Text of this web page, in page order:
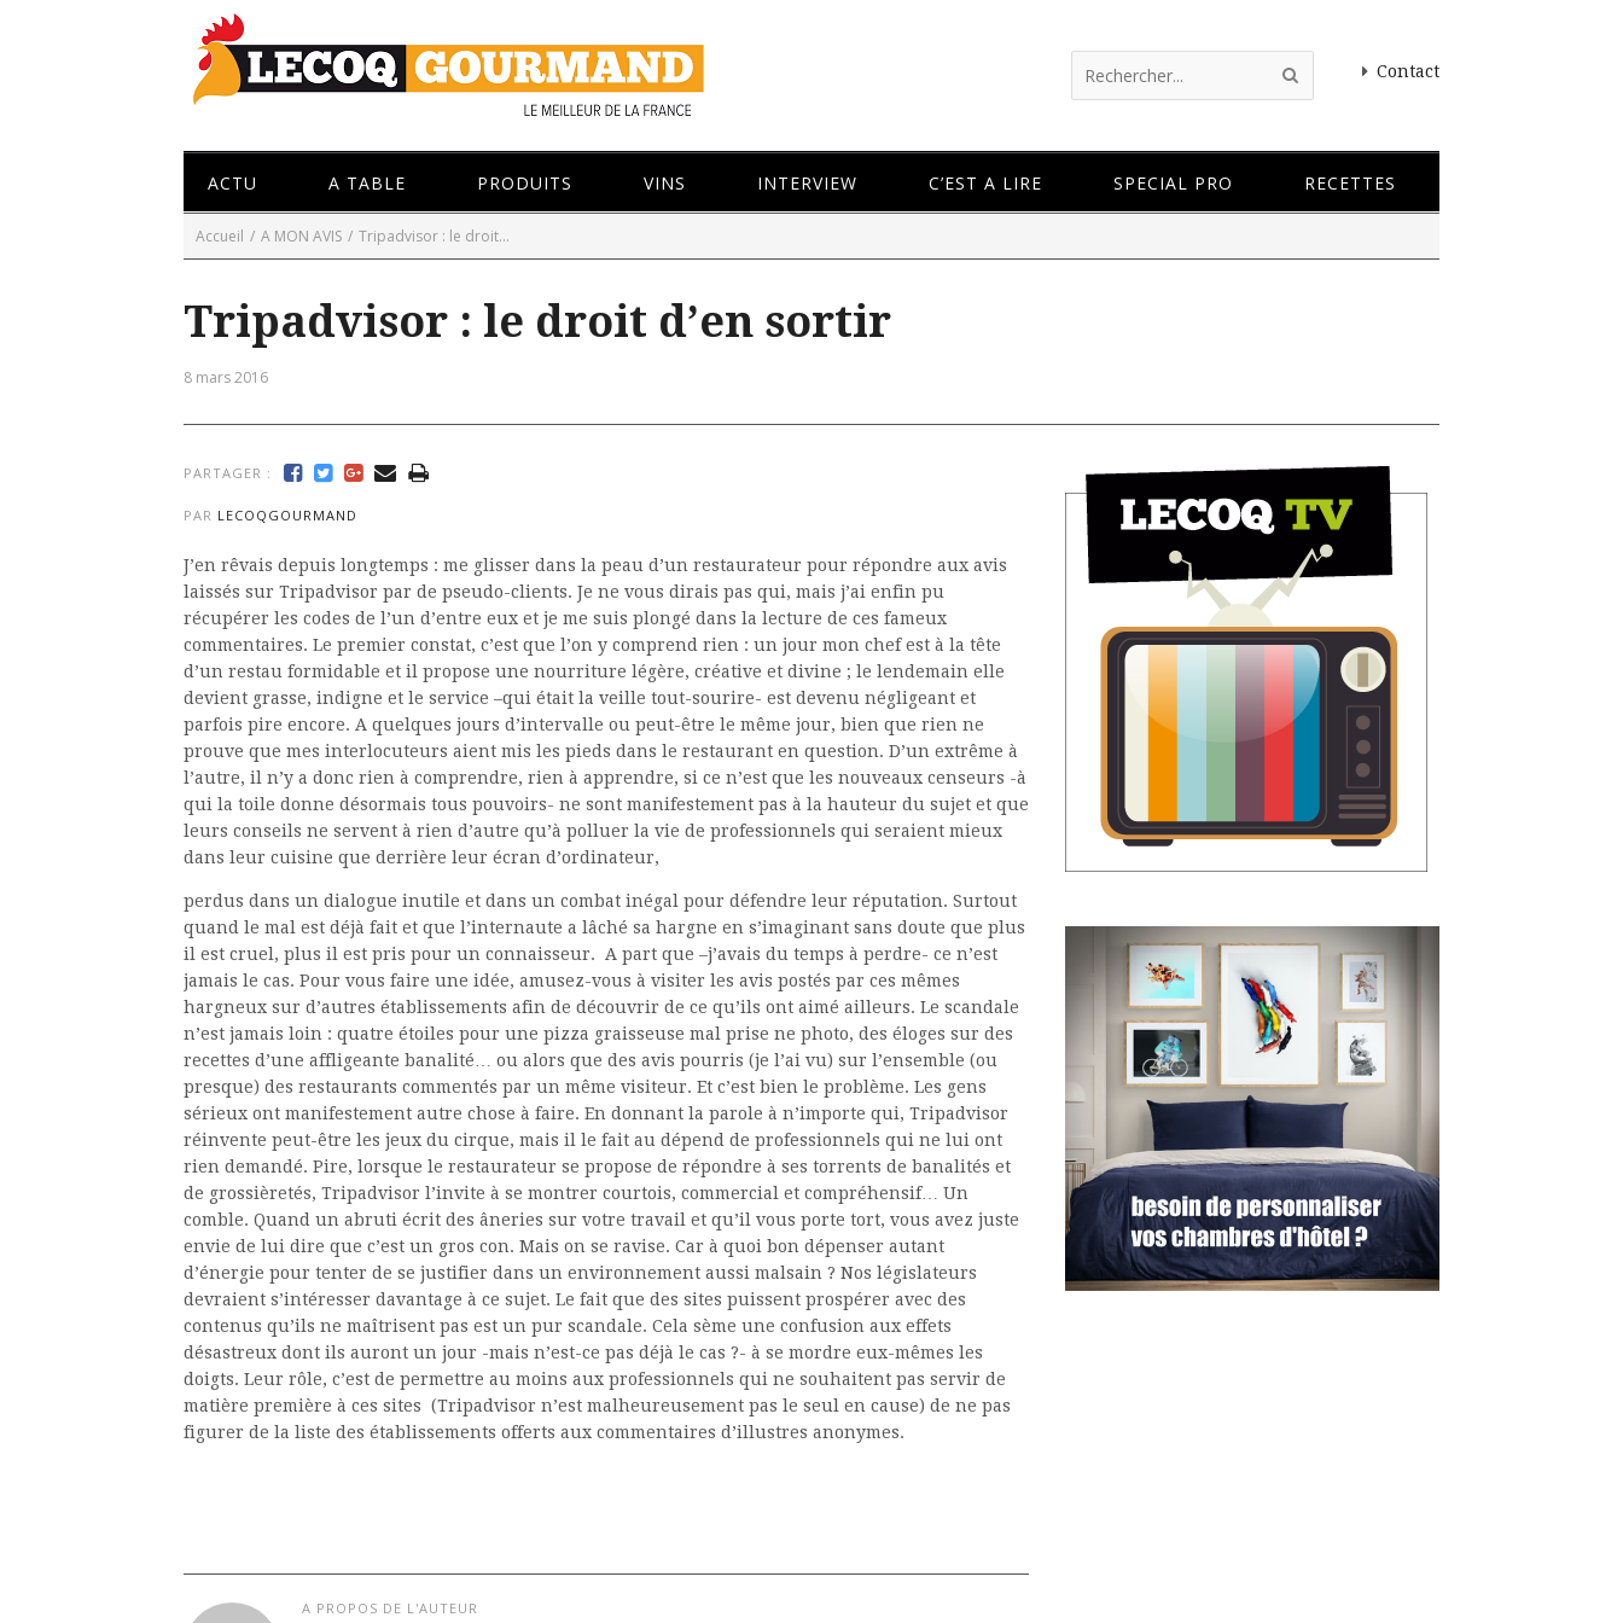
Contact
ACTU A TABLE PRODUITS VINS INTERVIEW C’EST A LIRE SPECIAL PRO RECETTES
Accueil / A MON AVIS / Tripadvisor : le droit...
Tripadvisor : le droit d’en sortir
8 mars 2016
PARTAGER :
PAR LECOQGOURMAND
J’en rêvais depuis longtemps : me glisser dans la peau d’un restaurateur pour répondre aux avis
laissés sur Tripadvisor par de pseudo-clients. Je ne vous dirais pas qui, mais j’ai enfin pu
récupérer les codes de l’un d’entre eux et je me suis plongé dans la lecture de ces fameux
commentaires. Le premier constat, c’est que l’on y comprend rien : un jour mon chef est à la tête
d’un restau formidable et il propose une nourriture légère, créative et divine ; le lendemain elle
devient grasse, indigne et le service –qui était la veille tout-sourire- est devenu négligeant et
parfois pire encore. A quelques jours d’intervalle ou peut-être le même jour, bien que rien ne
prouve que mes interlocuteurs aient mis les pieds dans le restaurant en question. D’un extrême à
l’autre, il n’y a donc rien à comprendre, rien à apprendre, si ce n’est que les nouveaux censeurs -à
qui la toile donne désormais tous pouvoirs- ne sont manifestement pas à la hauteur du sujet et que
leurs conseils ne servent à rien d’autre qu’à polluer la vie de professionnels qui seraient mieux
dans leur cuisine que derrière leur écran d’ordinateur,
perdus dans un dialogue inutile et dans un combat inégal pour défendre leur réputation. Surtout
quand le mal est déjà fait et que l’internaute a lâché sa hargne en s’imaginant sans doute que plus
il est cruel, plus il est pris pour un connaisseur. A part que –j’avais du temps à perdre- ce n’est
jamais le cas. Pour vous faire une idée, amusez-vous à visiter les avis postés par ces mêmes
hargneux sur d’autres établissements afin de découvrir de ce qu’ils ont aimé ailleurs. Le scandale
n’est jamais loin : quatre étoiles pour une pizza graisseuse mal prise ne photo, des éloges sur des
recettes d’une affligeante banalité… ou alors que des avis pourris (je l’ai vu) sur l’ensemble (ou
presque) des restaurants commentés par un même visiteur. Et c’est bien le problème. Les gens
sérieux ont manifestement autre chose à faire. En donnant la parole à n’importe qui, Tripadvisor
réinvente peut-être les jeux du cirque, mais il le fait au dépend de professionnels qui ne lui ont
rien demandé. Pire, lorsque le restaurateur se propose de répondre à ses torrents de banalités et
de grossièretés, Tripadvisor l’invite à se montrer courtois, commercial et compréhensif… Un
comble. Quand un abruti écrit des âneries sur votre travail et qu’il vous porte tort, vous avez juste
envie de lui dire que c’est un gros con. Mais on se ravise. Car à quoi bon dépenser autant
d’énergie pour tenter de se justifier dans un environnement aussi malsain ? Nos législateurs
devraient s’intéresser davantage à ce sujet. Le fait que des sites puissent prospérer avec des
contenus qu’ils ne maîtrisent pas est un pur scandale. Cela sème une confusion aux effets
désastreux dont ils auront un jour -mais n’est-ce pas déjà le cas ?- à se mordre eux-mêmes les
doigts. Leur rôle, c’est de permettre au moins aux professionnels qui ne souhaitent pas servir de
matière première à ces sites (Tripadvisor n’est malheureusement pas le seul en cause) de ne pas
figurer de la liste des établissements offerts aux commentaires d’illustres anonymes.
A PROPOS DE L'AUTEUR